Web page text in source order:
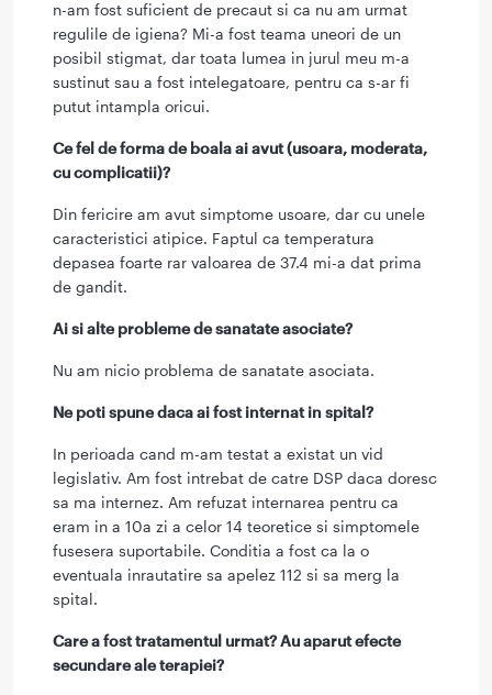
n-am fost suficient de precaut si ca nu am urmat
regulile de igiena? Mi-a fost teama uneori de un
posibil stigmat, dar toata lumea in jurul meu m-a
sustinut sau a fost intelegatoare, pentru ca s-ar fi
putut intampla oricui.
Ce fel de forma de boala ai avut (usoara, moderata,
cu complicatii)?
Din fericire am avut simptome usoare, dar cu unele
caracteristici atipice. Faptul ca temperatura
depasea foarte rar valoarea de 37.4 mi-a dat prima
de gandit.
Ai si alte probleme de sanatate asociate?
Nu am nicio problema de sanatate asociata.
Ne poti spune daca ai fost internat in spital?
In perioada cand m-am testat a existat un vid
legislativ. Am fost intrebat de catre DSP daca doresc
sa ma internez. Am refuzat internarea pentru ca
eram in a 10a zi a celor 14 teoretice si simptomele
fusesera suportabile. Conditia a fost ca la o
eventuala inrautatire sa apelez 112 si sa merg la
spital.
Care a fost tratamentul urmat? Au aparut efecte
secundare ale terapiei?